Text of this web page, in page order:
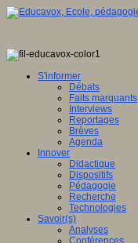
S'informer
Débats
Faits marquants
Interviews
Reportages
Brèves
Agenda
Innover
Didactique
Dispositifs
Pédagogie
Recherche
Technologies
Savoir(s)
Analyses
Conférences